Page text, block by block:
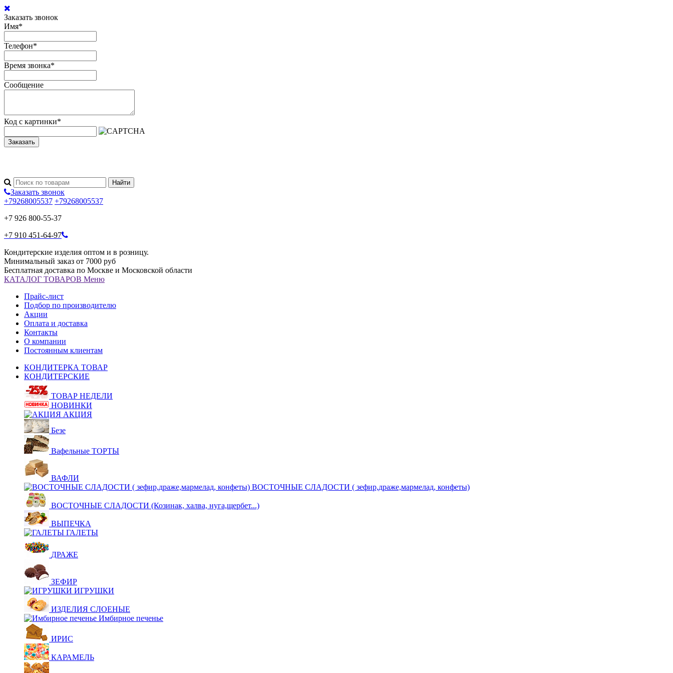
Заказать звонок
Имя*
Телефон*
Время звонка*
Сообщение
Код с картинки*
Заказать
Заказать звонок
+79268005537 +79268005537
+7 926 800-55-37
+7 910 451-64-97
Кондитерские изделия оптом и в розницу.
Минимальный заказ от 7000 руб
Бесплатная доставка по Москве и Московской области
КАТАЛОГ ТОВАРОВ Меню
Прайс-лист
Подбор по производителю
Акции
Оплата и доставка
Контакты
О компании
Постоянным клиентам
КОНДИТЕРКА ТОВАР
КОНДИТЕРСКИЕ
ТОВАР НЕДЕЛИ
НОВИНКИ
АКЦИЯ
Безе
Вафельные ТОРТЫ
ВАФЛИ
ВОСТОЧНЫЕ СЛАДОСТИ ( зефир,драже,мармелад, конфеты)
ВОСТОЧНЫЕ СЛАДОСТИ (Козинак, халва, нуга,щербет...)
ВЫПЕЧКА
ГАЛЕТЫ
ДРАЖЕ
ЗЕФИР
ИГРУШКИ
ИЗДЕЛИЯ СЛОЕНЫЕ
Имбирное печенье
ИРИС
КАРАМЕЛЬ